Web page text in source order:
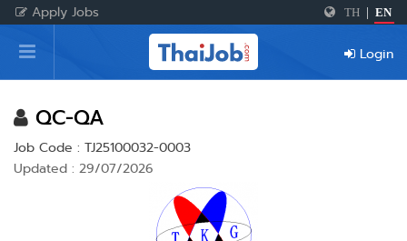
Apply Jobs TH EN
Home
Login
Register
Login
QC-QA
Job Code : TJ25100032-0003
Updated : 29/07/2026